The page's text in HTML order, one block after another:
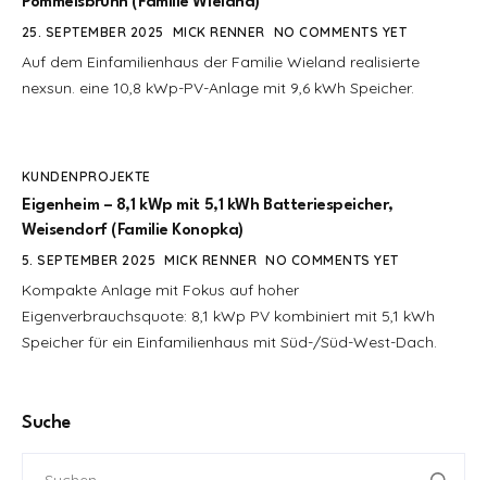
25. SEPTEMBER 2025
MICK RENNER NO COMMENTS YET
Auf dem Einfamilienhaus der Familie Wieland realisierte
nexsun. eine 10,8 kWp-PV-Anlage mit 9,6 kWh Speicher.
KUNDENPROJEKTE
Eigenheim – 8,1 kWp mit 5,1 kWh Batteriespeicher,
Weisendorf (Familie Konopka)
5. SEPTEMBER 2025
MICK RENNER NO COMMENTS YET
Kompakte Anlage mit Fokus auf hoher
Eigenverbrauchsquote: 8,1 kWp PV kombiniert mit 5,1 kWh
Speicher für ein Einfamilienhaus mit Süd-/Süd-West-Dach.
Suche